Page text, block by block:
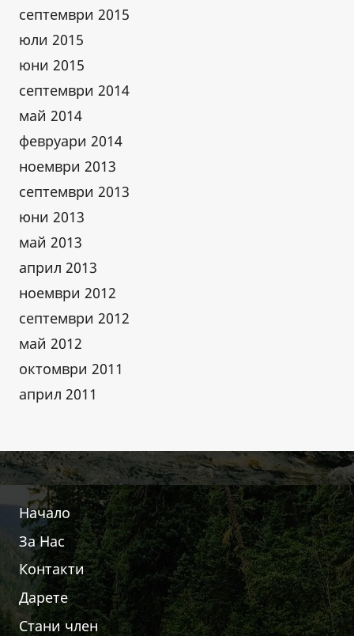
септември 2015
юли 2015
юни 2015
септември 2014
май 2014
февруари 2014
ноември 2013
септември 2013
юни 2013
май 2013
април 2013
ноември 2012
септември 2012
май 2012
октомври 2011
април 2011
Начало
За Нас
Контакти
Дарете
Стани член